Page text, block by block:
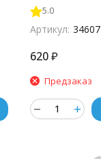
5.0
Артикул: 34607
620₽
Предзаказ